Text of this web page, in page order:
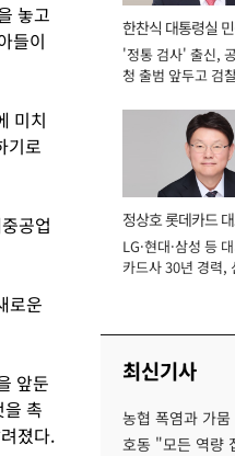
놓고
들이
미치
기로
공업
로운
앞둔
촉
졌다.
한찬식 대통령실
서관
'정통 검사' 출신,
청 출범 앞두고 검
정상호 롯데카드
장
LG·현대·삼성 등
카드사 30년 경력,
최신기사
농협 폭염과 가
호동 "모든 역량